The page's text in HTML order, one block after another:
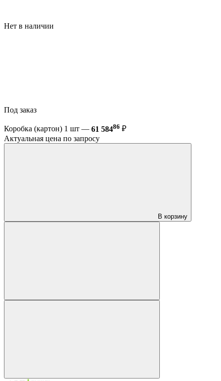
Нет в наличии
Под заказ
Коробка (картон) 1 шт — 61 58486 ₽
Актуальная цена по запросу
В корзину